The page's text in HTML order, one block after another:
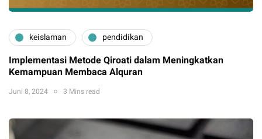
keislaman pendidikan
Implementasi Metode Qiroati dalam Meningkatkan
Kemampuan Membaca Alquran
Juni 8, 2024 3 Mins read